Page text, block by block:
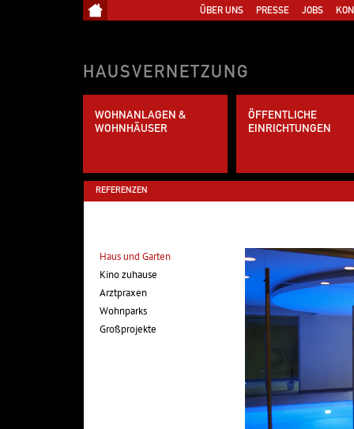
ÜBER UNS PRESSE JOBS
HAUSVERNETZUNG
WOHNANLAGEN &
WOHNHÄUSER
ÖFFENTLICHE
EINRICHTUNGEN
REFERENZEN
Haus und Garten
Kino zuhause
Arztpraxen
Wohnparks
Großprojekte